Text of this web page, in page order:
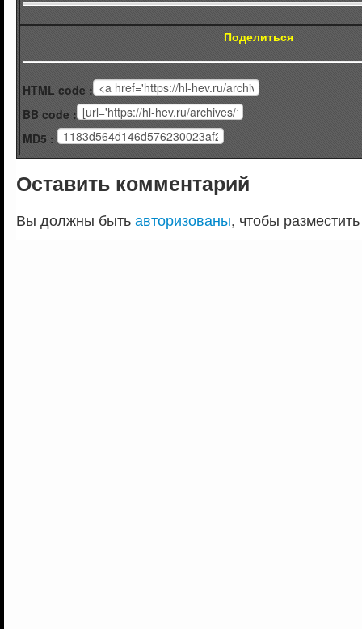
Поделиться
HTML code :
BB code :
MD5 :
Оставить комментарий
Вы должны бытьавторизованы, чтобы